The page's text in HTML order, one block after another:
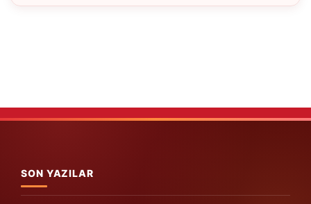
SON YAZILAR